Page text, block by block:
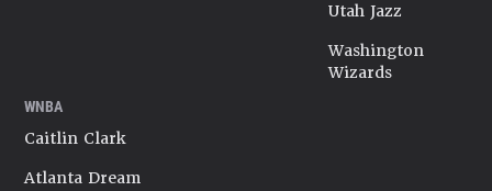
Utah Jazz
Washington
Wizards
WNBA
Caitlin Clark
Atlanta Dream